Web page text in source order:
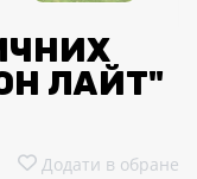
ЛАЙТ"
Додати в обране